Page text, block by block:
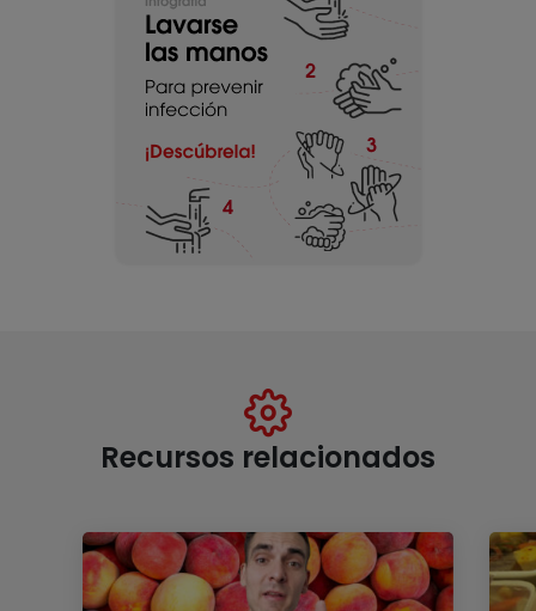
Recursos relacionados